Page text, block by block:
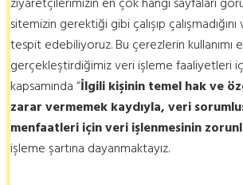
sitemizin gerektiği gibi çalışıp
tespit edebiliyoruz. Bu çerezlerin kullanımı
gerçekleştirdiğimiz veri işleme faaliyetleri
kapsamında “İlgili kişinin temel hak ve
zarar vermemek kaydıyla, veri
menfaatleri için veri işlenmesinin
işleme şartına dayanmaktayız.